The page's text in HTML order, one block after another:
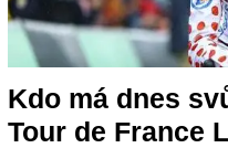
Kdo má dnes
Tour de France